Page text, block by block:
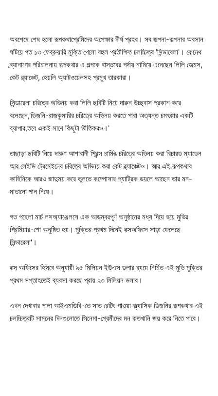
অবশেষে শেষ হলো রূপকথাপ্রেমিদের অপেক্ষার দীর্ঘ প্রহর। সব জল্পনা-কল্পনার অবসান
ঘটিয়ে গত ১৩ ফেব্রুয়ারি মুক্তি পেলো বহুল প্রতীক্ষিত চলচ্চিত্র 'সিন্ডারেলা'। কেনেথ
ব্র্যানাগের পরিচালনায় রূপকথার এ গল্পকে বাস্তবের পর্দায় নামিয়ে এনেছেন লিলি জেমস,
কেট ব্ল্যাঞ্চেট, হেয়লি অ্যাটওয়েলসহ প্রমুখ তারকারা।
সিন্ডারেলা চরিত্রে অভিনয় করা লিলি ছবিটি নিয়ে দারুন উচ্ছ্বাস প্রকাশ করে
বলেছেন,'ডিজনি-রাজকুমারির চরিত্রে অভিনয় করতে পারা অত্যন্ত চমৎকার একটি
ব্যাপার,তবে একই সাথে কিছুটা ভীতিকরও।'
তাছাড়া ছবিটি নিয়ে দারুণ আশাবাদী প্রিন্স চার্মিঙ চরিত্রে অভিনয় করা রিচারড ম্যাডেন
আর লেইডি ট্রেমেইনের চরিত্রে অভিনয় করা কেট ব্ল্যাঞ্চেটও। আর এই রূপকথার
কাহিনিকে আরও জাদুময় করে তুলতে কম্পোসার প্যাট্রিক ডয়লে আছেন তার মন-
মাতানো গান নিয়ে।
গত পহেলা মার্চ লসঅ্যাঞ্জেলসে এক আড়ম্বরপূর্ণ অনুষ্ঠানের মধ্য দিয়ে হয়ে মুভির
প্রিমিয়ার-শো অনুষ্ঠিত হয়। মুক্তির প্রথম দিনেই বক্সঅফিসে সাড়া ফেলেছে
‌সিন্ডারেলা'।
বক্স অফিসের হিসবে অনুযায়ী ৯৫ মিলিয়ন ইউএস ডলার ব্যয়ে নির্মিত এই মুভি মুক্তির
প্রথম সপ্তাহতেই ব্যবসা করছে প্রায় ২৩ মিলিয়ন ডলার।
এখন দেখাবার পালা আইএমডিবি-তে সাত রেটিং পাওয়া ক্ল্যাসিক ডিজনির রূপকথার এই
চলচ্চিত্রটি সামনের দিনগুলােতে সিনেমা-প্রেমীদের মন কতখানি জয় করে নিতে পারে।